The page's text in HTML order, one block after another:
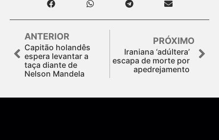
ANTERIOR
Capitão holandês
espera levantar a
taça diante de
Nelson Mandela
PRÓXIMO
Iraniana ‘adúltera’
escapa de morte por
apedrejamento